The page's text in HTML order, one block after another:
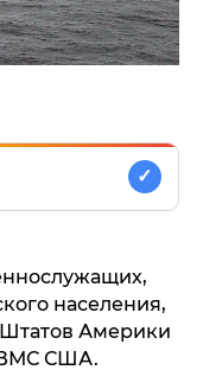
✓
населения,
Америки
ВМС США.